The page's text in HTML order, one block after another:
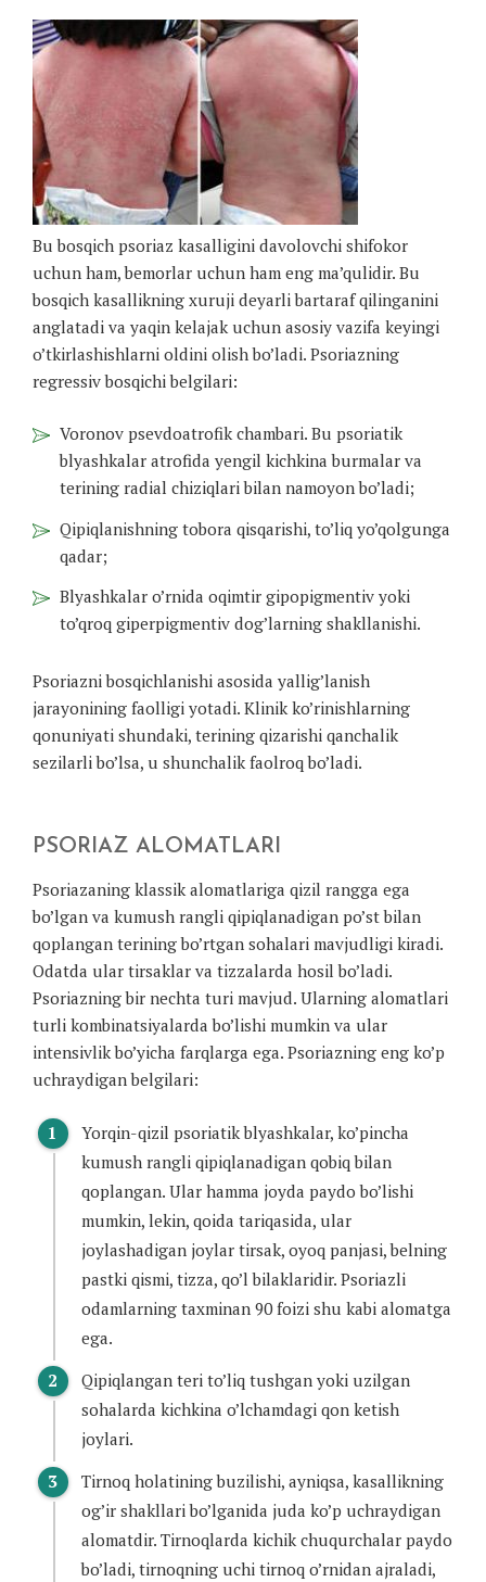
Bu bosqich psoriaz kasalligini davolovchi shifokor
uchun ham, bemorlar uchun ham eng ma’qulidir. Bu
bosqich kasallikning xuruji deyarli bartaraf qilinganini
anglatadi va yaqin kelajak uchun asosiy vazifa keyingi
o’tkirlashishlarni oldini olish bo’ladi. Psoriazning
regressiv bosqichi belgilari:
Voronov psevdoatrofik chambari. Bu psoriatik
blyashkalar atrofida yengil kichkina burmalar va
terining radial chiziqlari bilan namoyon bo’ladi;
Qipiqlanishning tobora qisqarishi, to’liq yo’qolgunga
qadar;
Blyashkalar o’rnida oqimtir gipopigmentiv yoki
to’qroq giperpigmentiv dog’larning shakllanishi.
Psoriazni bosqichlanishi asosida yallig’lanish
jarayonining faolligi yotadi. Klinik ko’rinishlarning
qonuniyati shundaki, terining qizarishi qanchalik
sezilarli bo’lsa, u shunchalik faolroq bo’ladi.
PSORIAZ ALOMATLARI
Psoriazaning klassik alomatlariga qizil rangga ega
bo’lgan va kumush rangli qipiqlanadigan po’st bilan
qoplangan terining bo’rtgan sohalari mavjudligi kiradi.
Odatda ular tirsaklar va tizzalarda hosil bo’ladi.
Psoriazning bir nechta turi mavjud. Ularning alomatlari
turli kombinatsiyalarda bo’lishi mumkin va ular
intensivlik bo’yicha farqlarga ega. Psoriazning eng ko’p
uchraydigan belgilari:
Yorqin-qizil psoriatik blyashkalar, ko’pincha
kumush rangli qipiqlanadigan qobiq bilan
qoplangan. Ular hamma joyda paydo bo’lishi
mumkin, lekin, qoida tariqasida, ular
joylashadigan joylar tirsak, oyoq panjasi, belning
pastki qismi, tizza, qo’l bilaklaridir. Psoriazli
odamlarning taxminan 90 foizi shu kabi alomatga
ega.
Qipiqlangan teri to’liq tushgan yoki uzilgan
sohalarda kichkina o’lchamdagi qon ketish
joylari.
Tirnoq holatining buzilishi, ayniqsa, kasallikning
og’ir shakllari bo’lganida juda ko’p uchraydigan
alomatdir. Tirnoqlarda kichik chuqurchalar paydo
bo’ladi, tirnoqning uchi tirnoq o’rnidan ajraladi,